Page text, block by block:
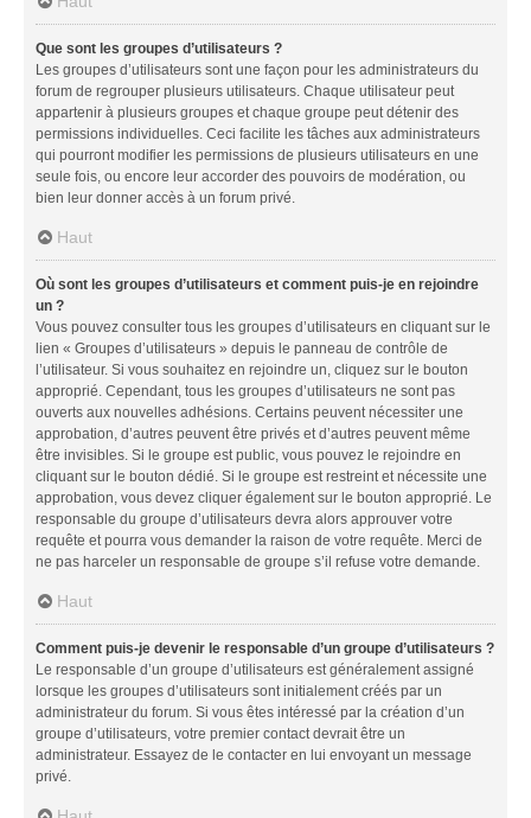
Que sont les groupes d’utilisateurs ?
Les groupes d’utilisateurs sont une façon pour les administrateurs du
forum de regrouper plusieurs utilisateurs. Chaque utilisateur peut
appartenir à plusieurs groupes et chaque groupe peut détenir des
permissions individuelles. Ceci facilite les tâches aux administrateurs
qui pourront modifier les permissions de plusieurs utilisateurs en une
seule fois, ou encore leur accorder des pouvoirs de modération, ou
bien leur donner accès à un forum privé.
Haut
Où sont les groupes d’utilisateurs et comment puis-je en rejoindre
un ?
Vous pouvez consulter tous les groupes d’utilisateurs en cliquant sur le
lien « Groupes d’utilisateurs » depuis le panneau de contrôle de
l’utilisateur. Si vous souhaitez en rejoindre un, cliquez sur le bouton
approprié. Cependant, tous les groupes d’utilisateurs ne sont pas
ouverts aux nouvelles adhésions. Certains peuvent nécessiter une
approbation, d’autres peuvent être privés et d’autres peuvent même
être invisibles. Si le groupe est public, vous pouvez le rejoindre en
cliquant sur le bouton dédié. Si le groupe est restreint et nécessite une
approbation, vous devez cliquer également sur le bouton approprié. Le
responsable du groupe d’utilisateurs devra alors approuver votre
requête et pourra vous demander la raison de votre requête. Merci de
ne pas harceler un responsable de groupe s’il refuse votre demande.
Haut
Comment puis-je devenir le responsable d’un groupe d’utilisateurs ?
Le responsable d’un groupe d’utilisateurs est généralement assigné
lorsque les groupes d’utilisateurs sont initialement créés par un
administrateur du forum. Si vous êtes intéressé par la création d’un
groupe d’utilisateurs, votre premier contact devrait être un
administrateur. Essayez de le contacter en lui envoyant un message
privé.